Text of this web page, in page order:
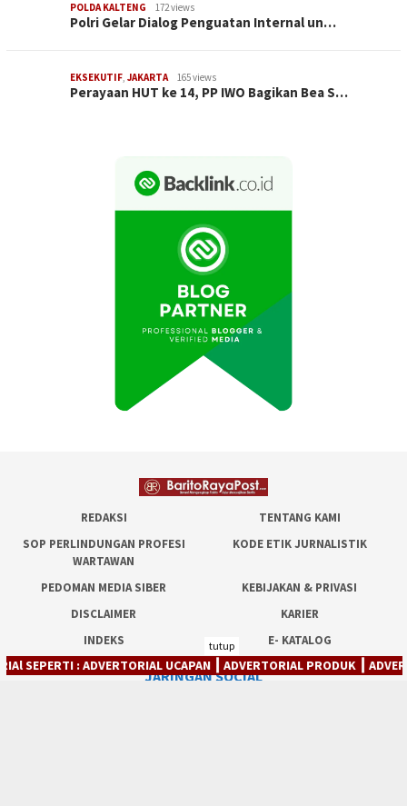
POLDA KALTENG 172 views
Polri Gelar Dialog Penguatan Internal un…
EKSEKUTIF, JAKARTA 165 views
Perayaan HUT ke 14, PP IWO Bagikan Bea S…
REDAKSI
TENTANG KAMI
SOP PERLINDUNGAN PROFESI
WARTAWAN
KODE ETIK JURNALISTIK
PEDOMAN MEDIA SIBER
KEBIJAKAN & PRIVASI
DISCLAIMER
KARIER
INDEKS
E- KATALOG
JARINGAN SOCIAL
tutup
ADVERTORIAL UCAPAN ┃ ADVERTORIAL PRODUK ┃ ADVERTORIAl